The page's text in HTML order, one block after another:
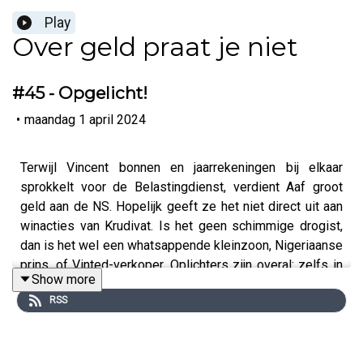
Play
Over geld praat je niet
#45 - Opgelicht!
• maandag 1 april 2024
Terwijl Vincent bonnen en jaarrekeningen bij elkaar
sprokkelt voor de Belastingdienst, verdient Aaf groot
geld aan de NS. Hopelijk geeft ze het niet direct uit aan
winacties van Krudivat. Is het geen schimmige drogist,
dan is het wel een whatsappende kleinzoon, Nigeriaanse
prins, of Vinted-verkoper. Oplichters zijn overal: zelfs in
podcaststudio's. Zijn Aaf en Vincent weleens opgelicht?
Moet je per se Alberto Stegeman bellen als je
Show more
RSS